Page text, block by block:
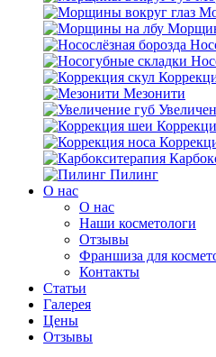
Мезонити
Пилинг
O нас
O нас
Наши косметологи
Отзывы
Франшиза для
Контакты
Статьи
Галерея
Цены
Отзывы